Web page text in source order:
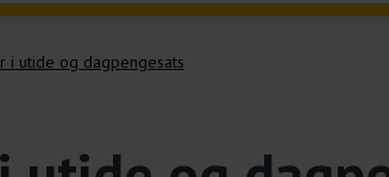
i utide og dagpengesats